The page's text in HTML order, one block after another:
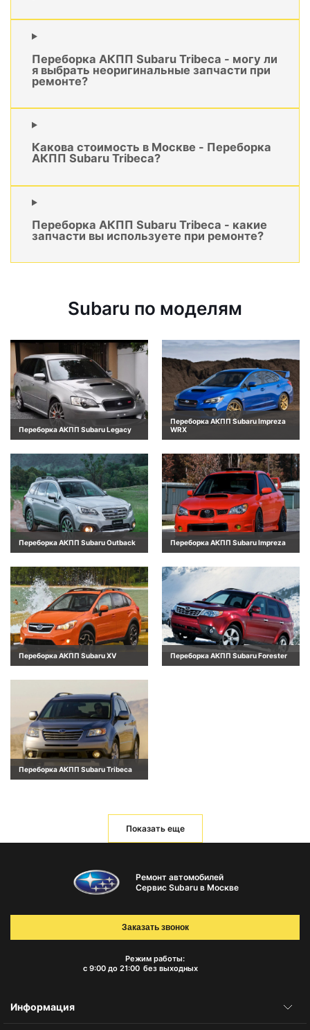
Переборка АКПП Subaru Tribeca - могу ли
я выбрать неоригинальные запчасти при
ремонте?
Какова стоимость в Москве - Переборка
АКПП Subaru Tribeca?
Переборка АКПП Subaru Tribeca - какие
запчасти вы используете при ремонте?
Subaru по моделям
Переборка АКПП Subaru Legacy
Переборка АКПП Subaru Impreza
WRX
Переборка АКПП Subaru Outback Переборка АКПП Subaru Impreza
Переборка АКПП Subaru XV Переборка АКПП Subaru Forester
Переборка АКПП Subaru Tribeca
Показать еще
Ремонт автомобилей
Сервис Subaru в Москве
Режим работы:
с 9:00 до 21:00 без выходных
Заказать звонок
Информация